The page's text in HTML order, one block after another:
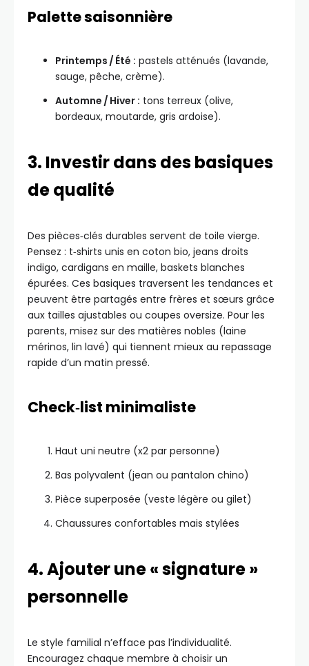
Palette saisonnière
Printemps / Été : pastels atténués (lavande,
sauge, pêche, crème).
Automne / Hiver : tons terreux (olive,
bordeaux, moutarde, gris ardoise).
3. Investir dans des basiques
de qualité
Des pièces‑clés durables servent de toile vierge.
Pensez : t‑shirts unis en coton bio, jeans droits
indigo, cardigans en maille, baskets blanches
épurées. Ces basiques traversent les tendances et
peuvent être partagés entre frères et sœurs grâce
aux tailles ajustables ou coupes oversize. Pour les
parents, misez sur des matières nobles (laine
mérinos, lin lavé) qui tiennent mieux au repassage
rapide d’un matin pressé.
Check‑list minimaliste
Haut uni neutre (x2 par personne)
Bas polyvalent (jean ou pantalon chino)
Pièce superposée (veste légère ou gilet)
Chaussures confortables mais stylées
4. Ajouter une « signature »
personnelle
Le style familial n’efface pas l’individualité.
Encouragez chaque membre à choisir un